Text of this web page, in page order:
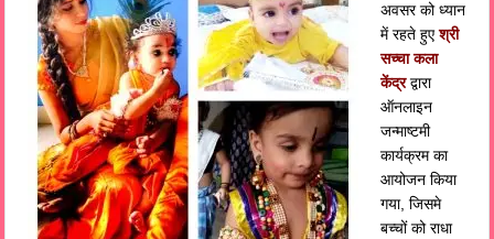
अवसर को ध्यान
में रहते हुएश्री
सच्चा कला
केंद्रद्वारा
ऑनलाइन
जन्माष्टमी
कार्यक्रम का
आयोजन किया
गया, जिसमे
बच्चों को राधा